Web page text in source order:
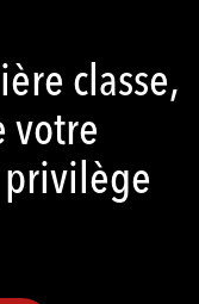
classe,
votre